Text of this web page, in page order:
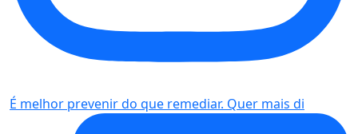
É melhor prevenir do que remediar. Quer mais di